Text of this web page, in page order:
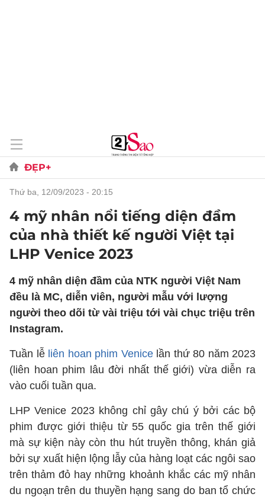
ĐẸP+
thứ ba, 12/09/2023 - 20:15
4 mỹ nhân nổi tiếng diện đầm
của nhà thiết kế người Việt tại
LHP Venice 2023
4 mỹ nhân diện đầm của NTK người Việt Nam
đều là MC, diễn viên, người mẫu với lượng
người theo dõi từ vài triệu tới vài chục triệu trên
Instagram.
Tuần lễ liên hoan phim Venicelần thứ 80 năm 2023
(liên hoan phim lâu đời nhất thế giới) vừa diễn ra
vào cuối tuần qua.
LHP Venice 2023 không chỉ gây chú ý bởi các bộ
phim được giới thiệu từ 55 quốc gia trên thế giới
mà sự kiện này còn thu hút truyền thông, khán giả
bởi sự xuất hiện lộng lẫy của hàng loạt các ngôi sao
trên thảm đỏ hay những khoảnh khắc các mỹ nhân
du ngoạn trên du thuyền hạng sang do ban tổ chức